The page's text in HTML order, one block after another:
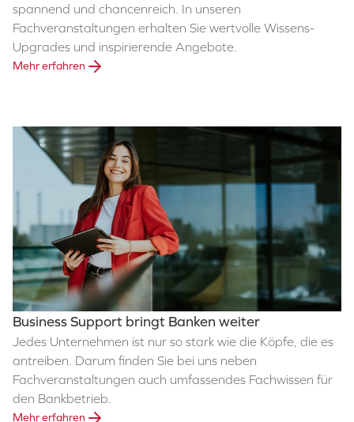
spannend und chancenreich. In unseren
Fachveranstaltungen erhalten Sie wertvolle Wissens-
Upgrades und inspirierende Angebote.
Mehr erfahren
Business Support bringt Banken weiter
Jedes Unternehmen ist nur so stark wie die Köpfe, die es
antreiben. Darum finden Sie bei uns neben
Fachveranstaltungen auch umfassendes Fachwissen für
den Bankbetrieb.
Mehr erfahren